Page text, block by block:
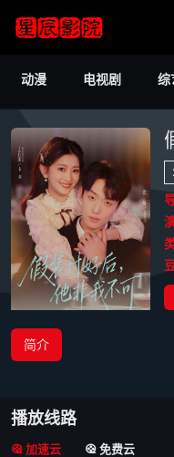
动漫 电视剧 综
简介
播放线路
加速云 免费云